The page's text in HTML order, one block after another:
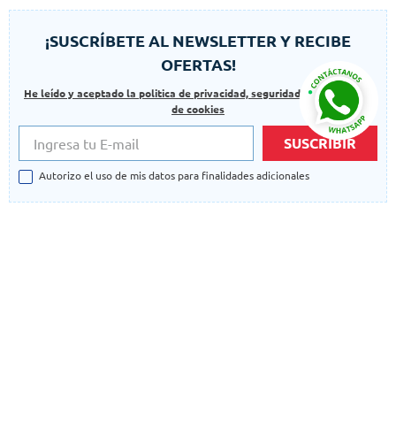
¡SUSCRÍBETE AL NEWSLETTER Y RECIBE
OFERTAS!
He leído y aceptado la politica de privacidad, seguridad y las politicas
de cookies
SUSCRIBIR
Autorizo el uso de mis datos para finalidades adicionales